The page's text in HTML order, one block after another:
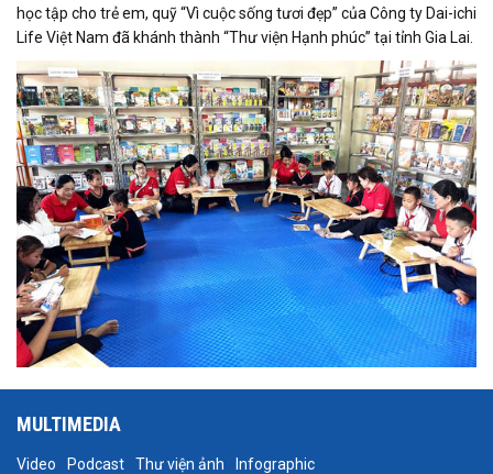
học tập cho trẻ em, quỹ “Vì cuộc sống tươi đẹp” của Công ty Dai-ichi
Life Việt Nam đã khánh thành “Thư viện Hạnh phúc” tại tỉnh Gia Lai.
MULTIMEDIA
Video Podcast Thư viện ảnh Infographic